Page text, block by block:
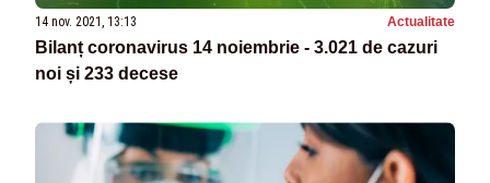
14 nov. 2021, 13:13 Actualitate
Bilanț coronavirus 14 noiembrie - 3.021 de cazuri
noi și 233 decese